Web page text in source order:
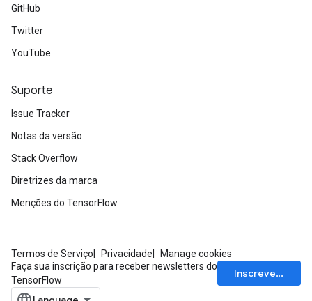
GitHub
Twitter
YouTube
Suporte
Issue Tracker
Notas da versão
Stack Overflow
Diretrizes da marca
Menções do TensorFlow
Termos de Serviço Privacidade
Manage cookies
Faça sua inscrição para receber newsletters do
TensorFlow
Inscrever-se